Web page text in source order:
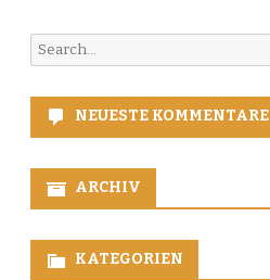
Search
for:
NEUESTE KOMMENTARE
ARCHIV
KATEGORIEN